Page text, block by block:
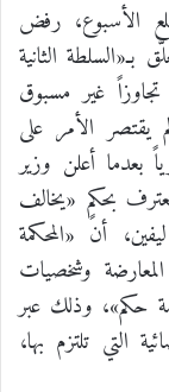
الأسبوع، رفض
الثانية
غير مسبوق
يقتصر الأمر على
بعدما أعلن وزير
بحكمٍ «يخالف
أن «المحكمة
وشخصيات
حكم»، وذلك عبر
التي تلتزم بها،